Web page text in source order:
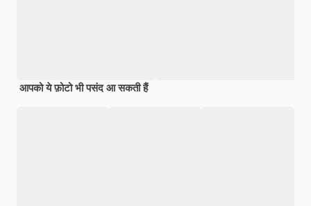
आपको ये फ़ोटो भी पसंद आ सकती हैं